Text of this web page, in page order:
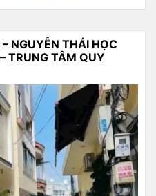
NGUYỄN THÁI HỌC
TRUNG TÂM QUY